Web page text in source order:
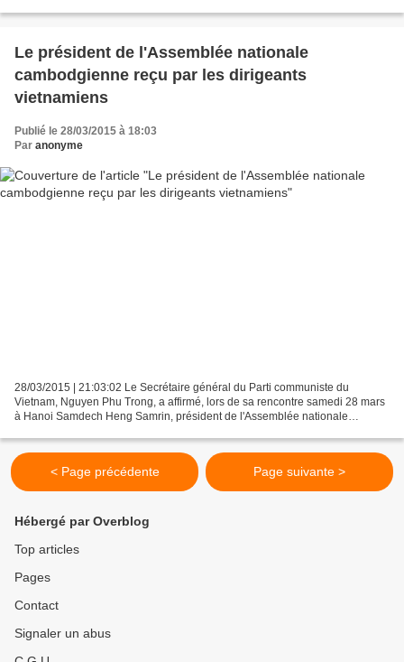
Le président de l'Assemblée nationale
cambodgienne reçu par les dirigeants
vietnamiens
Publié le 28/03/2015 à 18:03
Par anonyme
28/03/2015 | 21:03:02 Le Secrétaire général du Parti communiste du
Vietnam, Nguyen Phu Trong, a affirmé, lors de sa rencontre samedi 28 mars
à Hanoi Samdech Heng Samrin, président de l'Assemblée nationale
< Page précédente Page suivante >
Hébergé par Overblog
Top articles
Pages
Contact
Signaler un abus